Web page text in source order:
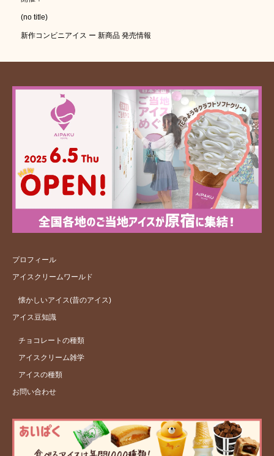
(no title)
新作コンビニアイス ー 新商品 発売情報
プロフィール
アイスクリームワールド
懐かしいアイス(昔のアイス)
アイス豆知識
チョコレートの種類
アイスクリーム雑学
アイスの種類
お問い合わせ